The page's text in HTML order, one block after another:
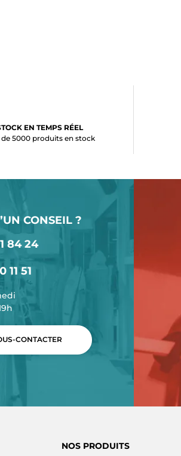
EN TEMPS RÉEL
de 5000 produits en stock
CONSEIL ?
84 24
11 51
CONTACTER
NOS PRODUITS